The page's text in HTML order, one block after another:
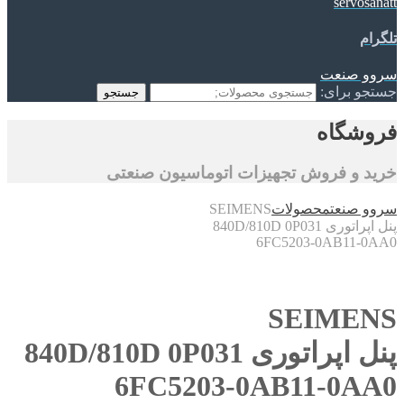
تلگرام
سروو صنعت
جستجو برای:
جستجو
فروشگاه
خرید و فروش تجهیزات اتوماسیون صنعتی
سروو صنعتمحصولاتSEIMENS
پنل اپراتوری 840D/810D 0P031
6FC5203-0AB11-0AA0
SEIMENS
پنل اپراتوری 840D/810D 0P031
6FC5203-0AB11-0AA0